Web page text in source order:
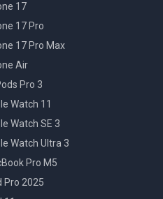
17
17 Pro
17 Pro Max
Air
Pro 3
Watch 11
Watch SE 3
Watch Ultra 3
Pro M5
Pro 2025